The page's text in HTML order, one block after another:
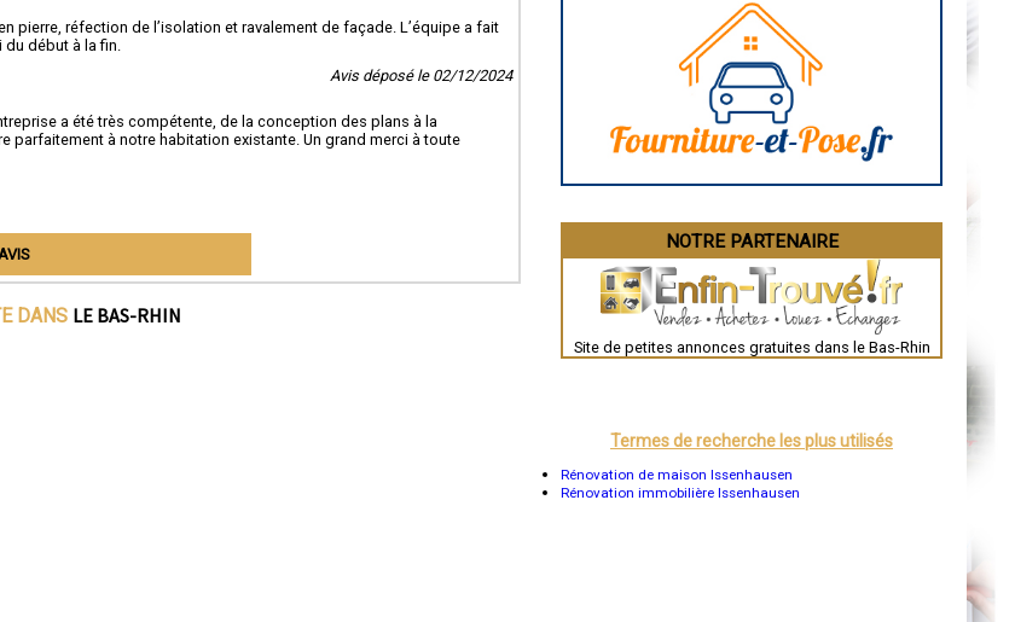
pierre, réfection de l’isolation et ravalement de façade. L’équipe a fait
du début à la fin.
Avis déposé le 02/12/2024
a été très compétente, de la conception des plans à la
parfaitement à notre habitation existante. Un grand merci à toute
DANS LE BAS-RHIN
Brive-la-Gaillarde
Guéret
Besançon
Évreux
Chartres
Nîmes
Auch
Dole
Mont-de-Marsan
NOTRE PARTENAIRE
Site de petites annonces gratuites dans le Bas-Rhin
Termes de recherche les plus utilisés
Rénovation de maison Issenhausen
Rénovation immobilière Issenhausen